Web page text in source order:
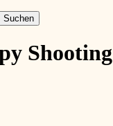
Shooting